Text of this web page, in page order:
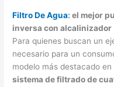
Filtro De Agua: el mejor
inversa con alcalinizador
Para quienes buscan un
necesario para un
modelo más destacado
sistema de filtrado de